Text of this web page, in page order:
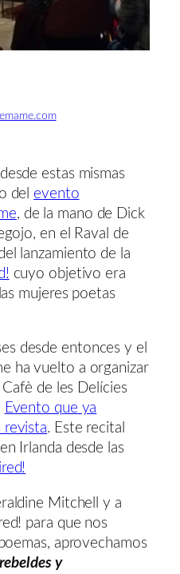
estas mismas
del evento
, de la mano de Dick
en el Raval de
lanzamiento de la
cuyo objetivo era
mujeres poetas
desde entonces y el
ha vuelto a organizar
de les Delícies
Evento que ya
revista. Este recital
Irlanda desde las
Mitchell y a
para que nos
aprovechamos
y